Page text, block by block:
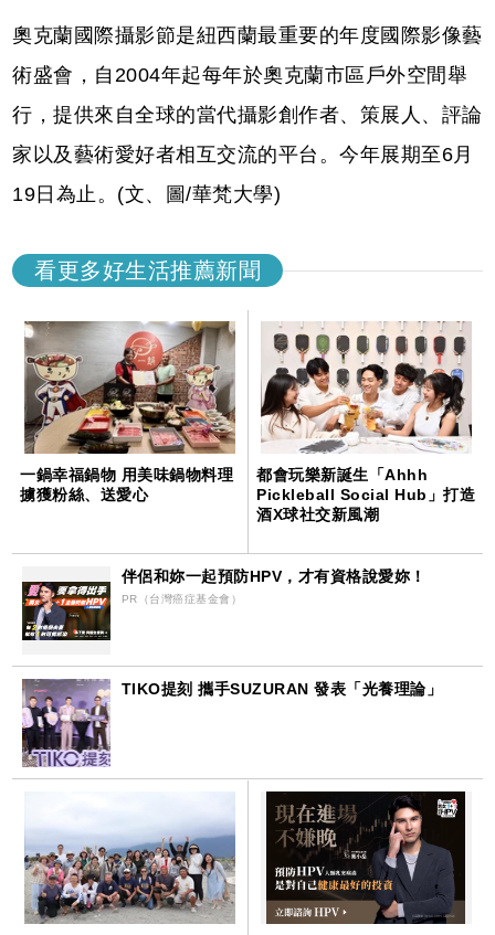
奧克蘭國際攝影節是紐西蘭最重要的年度國際影像藝
術盛會，自2004年起每年於奧克蘭市區戶外空間舉
行，提供來自全球的當代攝影創作者、策展人、評論
家以及藝術愛好者相互交流的平台。今年展期至6月
19日為止。(文、圖/華梵大學)
看更多好生活推薦新聞
一鍋幸福鍋物 用美味鍋物料理
擄獲粉絲、送愛心
都會玩樂新誕生「Ahhh
Pickleball Social Hub」打造
酒X球社交新風潮
伴侶和妳一起預防HPV，才有資格說愛妳！
PR（台灣癌症基金會）
TIKO提刻 攜手SUZURAN 發表「光養理論」